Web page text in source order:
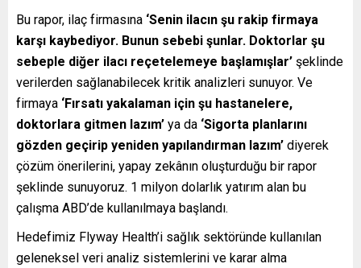
Bu rapor, ilaç firmasına ‘Senin ilacın şu rakip firmaya
karşı kaybediyor. Bunun sebebi şunlar. Doktorlar şu
sebeple diğer ilacı reçetelemeye başlamışlar’ şeklinde
verilerden sağlanabilecek kritik analizleri sunuyor. Ve
firmaya ‘Fırsatı yakalaman için şu hastanelere,
doktorlara gitmen lazım’ ya da ‘Sigorta planlarını
gözden geçirip yeniden yapılandırman lazım’ diyerek
çözüm önerilerini, yapay zekânın oluşturduğu bir rapor
şeklinde sunuyoruz. 1 milyon dolarlık yatırım alan bu
çalışma ABD’de kullanılmaya başlandı.
Hedefimiz Flyway Health’i sağlık sektöründe kullanılan
geleneksel veri analiz sistemlerini ve karar alma